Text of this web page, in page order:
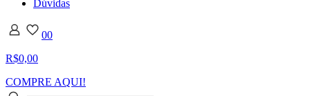
Dúvidas
00
R$0,00
COMPRE AQUI!